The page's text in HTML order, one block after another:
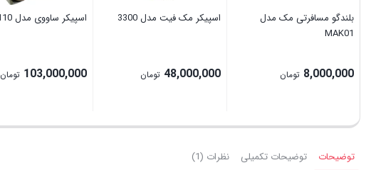
بلندگو مسافرتی مک مدل
MAK01
8,000,000 تومان
اسپیکر مک فیت مدل 3300
48,000,000 تومان
اسپیکر ساووی مدل SV-2110
103,000,000 تومان
توضیحات توضیحات تکمیلی نظرات (1)